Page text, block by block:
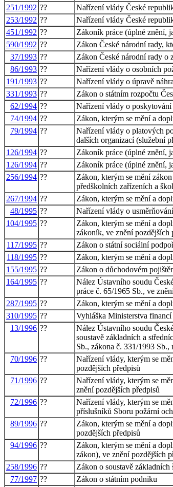
251/1992 ??
Nařízení vlády České
253/1992 ??
Nařízení vlády České
451/1992 ??
Zákoník práce (úplné znění,
590/1992 ??
Zákon České národní rady,
37/1993 ??
Zákon České národní rady o
86/1993 ??
Nařízení vlády o osobních
191/1993 ??
Nařízení vlády o úpravě
331/1993 ??
Zákon o státním rozpočtu
62/1994 ??
Nařízení vlády o
74/1994 ??
Zákon, kterým se mění a
79/1994 ??
Nařízení vlády o platových
dalších organizací (služební
126/1994 ??
Zákoník práce (úplné znění,
126/1994 ??
Zákoník práce (úplné znění,
256/1994 ??
Zákon, kterým se mění
předškolních zařízeních a
267/1994 ??
Zákon, kterým se mění a
48/1995 ??
Nařízení vlády o
104/1995 ??
Zákon, kterým se mění a
zákoník, ve znění pozdějších
117/1995 ??
Zákon o státní sociální
118/1995 ??
Zákon, kterým se mění a
155/1995 ??
Zákon o důchodovém
164/1995 ??
Nález Ústavního soudu
práce č. 65/1965 Sb., ve
287/1995 ??
Zákon, kterým se mění a
310/1995 ??
Vyhláška Ministerstva
13/1996 ??
Nález Ústavního soudu
soustavě základních a
Sb., zákona č. 331/1993
70/1996 ??
Nařízení vlády, kterým se
pozdějších předpisů
71/1996 ??
Nařízení vlády, kterým se
znění pozdějších předpisů
72/1996 ??
Nařízení vlády, kterým se
příslušníků Sboru požární
89/1996 ??
Zákon, kterým se mění a
pozdějších předpisů
94/1996 ??
Zákon, kterým se mění a
zákon), ve znění pozdějších
258/1996 ??
Zákon o soustavě
77/1997 ??
Zákon o státním podniku